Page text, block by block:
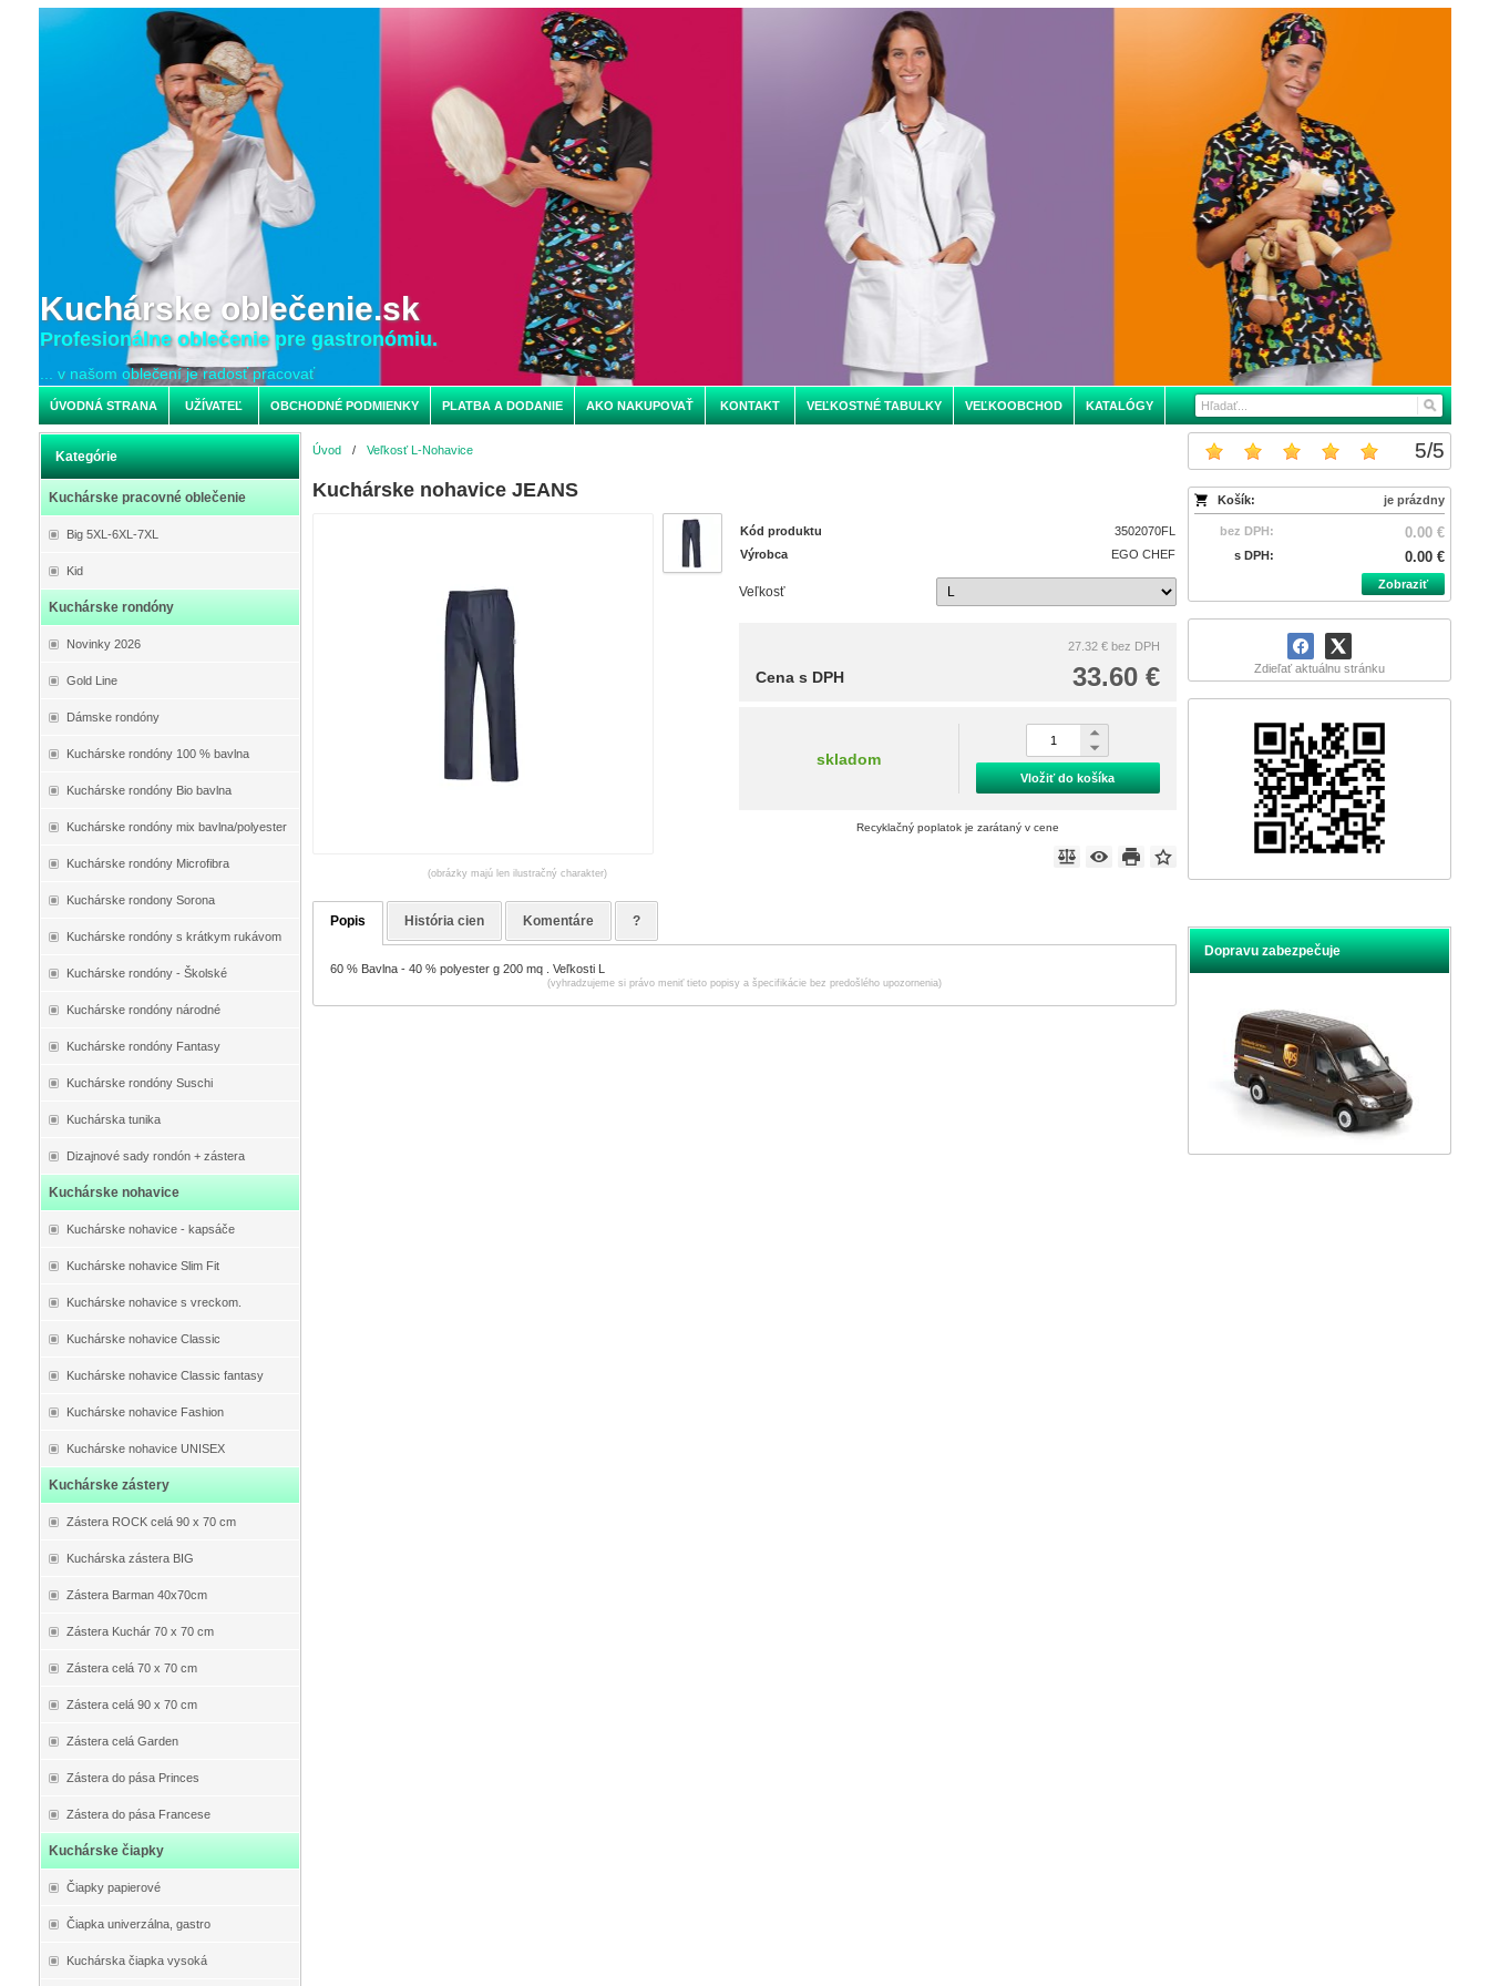
Kuchárske oblečenie.sk
Profesionálne oblečenie pre gastronómiu.
... v našom oblečení je radosť pracovať
ÚVODNÁ STRANA UŽÍVATEĽ OBCHODNÉ PODMIENKY PLATBA A DODANIE AKO NAKUPOVAŤ KONTAKT VEĽKOSTNÉ TABULKY VEĽKOOBCHOD KATALÓGY
Kategórie
Kuchárske pracovné oblečenie
Big 5XL-6XL-7XL
Kid
Kuchárske rondóny
Novinky 2026
Gold Line
Dámske rondóny
Kuchárske rondóny 100 % bavlna
Kuchárske rondóny Bio bavlna
Kuchárske rondóny mix bavlna/polyester
Kuchárske rondóny Microfibra
Kuchárske rondony Sorona
Kuchárske rondóny s krátkym rukávom
Kuchárske rondóny - Školské
Kuchárske rondóny národné
Kuchárske rondóny Fantasy
Kuchárske rondóny Suschi
Kuchárska tunika
Dizajnové sady rondón + zástera
Kuchárske nohavice
Kuchárske nohavice - kapsáče
Kuchárske nohavice Slim Fit
Kuchárske nohavice s vreckom.
Kuchárske nohavice Classic
Kuchárske nohavice Classic fantasy
Kuchárske nohavice Fashion
Kuchárske nohavice UNISEX
Kuchárske zástery
Zástera ROCK celá 90 x 70 cm
Kuchárska zástera BIG
Zástera Barman 40x70cm
Zástera Kuchár 70 x 70 cm
Zástera celá 70 x 70 cm
Zástera celá 90 x 70 cm
Zástera celá Garden
Zástera do pása Princes
Zástera do pása Francese
Kuchárske čiapky
Čiapky papierové
Čiapka univerzálna, gastro
Kuchárska čiapka vysoká
5/5
Košík: je prázdny
bez DPH: 0.00 €
s DPH: 0.00 €
Zobraziť
Zdieľať aktuálnu stránku
Dopravu zabezpečuje
Úvod / Veľkosť L-Nohavice
Kuchárske nohavice JEANS
(obrázky majú len ilustračný charakter)
Kód produktu
3502070FL
Výrobca
EGO CHEF
Veľkosť
27.32 € bez DPH
33.60 €
Cena s DPH
skladom
Vložiť do košíka
Recyklačný poplatok je zarátaný v cene
Popis História cien Komentáre ?
60 % Bavlna - 40 % polyester g 200 mq . Veľkosti L
(vyhradzujeme si právo meniť tieto popisy a špecifikácie bez predošlého upozornenia)